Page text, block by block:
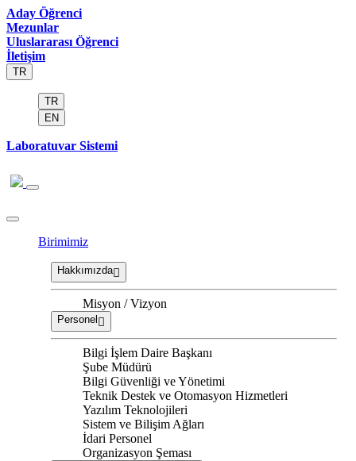
Aday Öğrenci
Mezunlar
Uluslararası Öğrenci
İletişim
TR
TR
EN
Laboratuvar Sistemi
Birimimiz
Hakkımızda
Misyon / Vizyon
Personel
Bilgi İşlem Daire Başkanı
Şube Müdürü
Bilgi Güvenliği ve Yönetimi
Teknik Destek ve Otomasyon Hizmetleri
Yazılım Teknolojileri
Sistem ve Bilişim Ağları
İdari Personel
Organizasyon Şeması